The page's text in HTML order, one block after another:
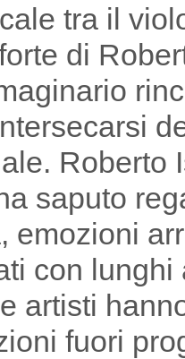
tra il
di
Roberto
saputo
emozioni
con
artisti
fuori